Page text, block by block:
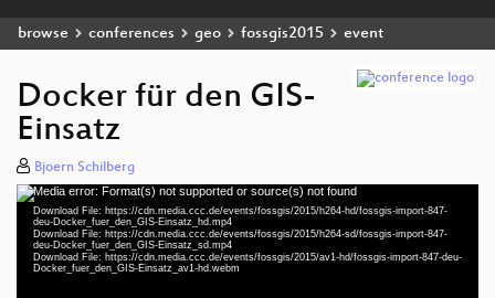
browse conferences geo fossgis2015 event
Docker für den GIS-
Einsatz
Bjoern Schilberg
Video
Player
Media error: Format(s) not supported or source(s) not found
Download File: https://cdn.media.ccc.de/events/fossgis/2015/h264-hd/fossgis-import-847-
deu-Docker_fuer_den_GIS-Einsatz_hd.mp4
Download File: https://cdn.media.ccc.de/events/fossgis/2015/h264-sd/fossgis-import-847-
deu-Docker_fuer_den_GIS-Einsatz_sd.mp4
Download File: https://cdn.media.ccc.de/events/fossgis/2015/av1-hd/fossgis-import-847-deu-
Docker_fuer_den_GIS-Einsatz_av1-hd.webm